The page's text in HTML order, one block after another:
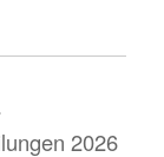
2026